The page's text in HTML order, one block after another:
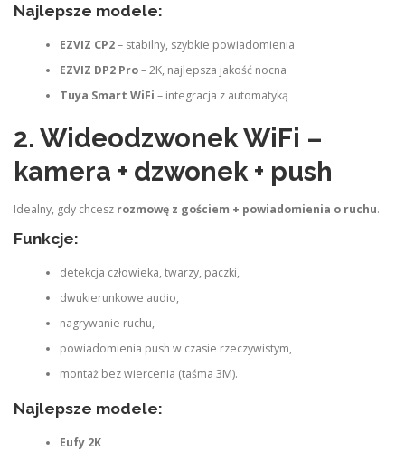
Najlepsze modele:
EZVIZ CP2– stabilny, szybkie powiadomienia
EZVIZ DP2 Pro– 2K, najlepsza jakość nocna
Tuya Smart WiFi – integracja z automatyką
2. Wideodzwonek WiFi –
kamera + dzwonek + push
Idealny, gdy chcesz rozmowę z gościem + powiadomienia o ruchu.
Funkcje:
detekcja człowieka, twarzy, paczki,
dwukierunkowe audio,
nagrywanie ruchu,
powiadomienia push w czasie rzeczywistym,
montaż bez wiercenia (taśma 3M).
Najlepsze modele:
Eufy 2K